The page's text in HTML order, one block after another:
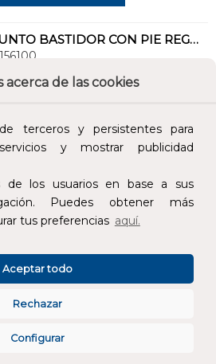
acerca de las cookies
terceros y persistentes para
y mostrar publicidad
de los usuarios en base a sus
Puedes obtener más
tus preferencias aquí.
Configurar
Rechazar
Aceptar todo
CONJUNTO BASTIDOR CON PIE REGULABLE PARA BAÑERA MITTA 75cm
para profesionales.
no incluidos.
EMMA SLIM FIJO
5166401
al carrito y sigue el proceso de